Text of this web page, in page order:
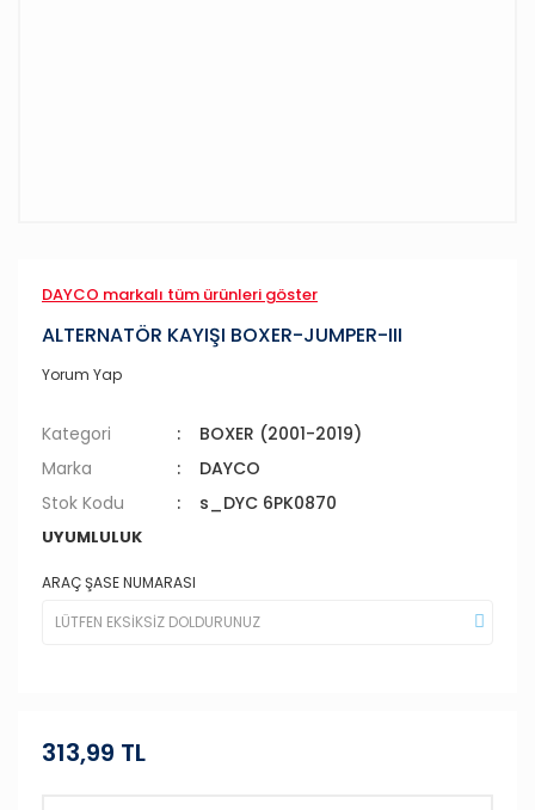
DAYCO markalı tüm ürünleri göster
ALTERNATÖR KAYIŞI BOXER-JUMPER-III
Yorum Yap
Kategori
BOXER (2001-2019)
Marka
DAYCO
Stok Kodu
s_DYC 6PK0870
UYUMLULUK
ARAÇ ŞASE NUMARASI
313,99 TL